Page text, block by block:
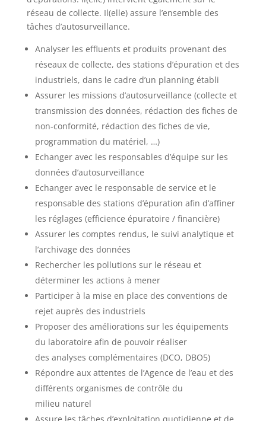
réseau de collecte. Il(elle) assure l’ensemble des
tâches d’autosurveillance.
Analyser les effluents et produits provenant des
réseaux de collecte, des stations d’épuration et des
industriels, dans le cadre d’un planning établi
Assurer les missions d’autosurveillance (collecte et
transmission des données, rédaction des fiches de
non-conformité, rédaction des fiches de vie,
programmation du matériel, …)
Echanger avec les responsables d’équipe sur les
données d’autosurveillance
Echanger avec le responsable de service et le
responsable des stations d’épuration afin d’affiner
les réglages (efficience épuratoire / financière)
Assurer les comptes rendus, le suivi analytique et
l’archivage des données
Rechercher les pollutions sur le réseau et
déterminer les actions à mener
Participer à la mise en place des conventions de
rejet auprès des industriels
Proposer des améliorations sur les équipements
du laboratoire afin de pouvoir réaliser
des analyses complémentaires (DCO, DBO5)
Répondre aux attentes de l’Agence de l’eau et des
différents organismes de contrôle du
milieu naturel